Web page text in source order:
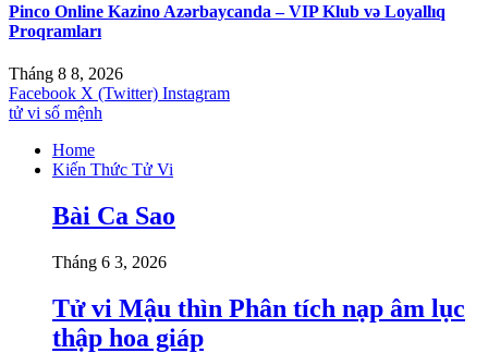
Pinco Online Kazino Azərbaycanda – VIP Klub və Loyallıq
Proqramları
Tháng 8 8, 2026
Facebook X (Twitter) Instagram
tử vi số mệnh
Home
Kiến Thức Tử Vi
Bài Ca Sao
Tháng 6 3, 2026
Tử vi Mậu thìn Phân tích nạp âm lục
thập hoa giáp